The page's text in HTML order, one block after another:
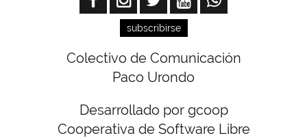
subscribirse
Colectivo de Comunicación
Paco Urondo
Desarrollado por gcoop
Cooperativa de Software Libre